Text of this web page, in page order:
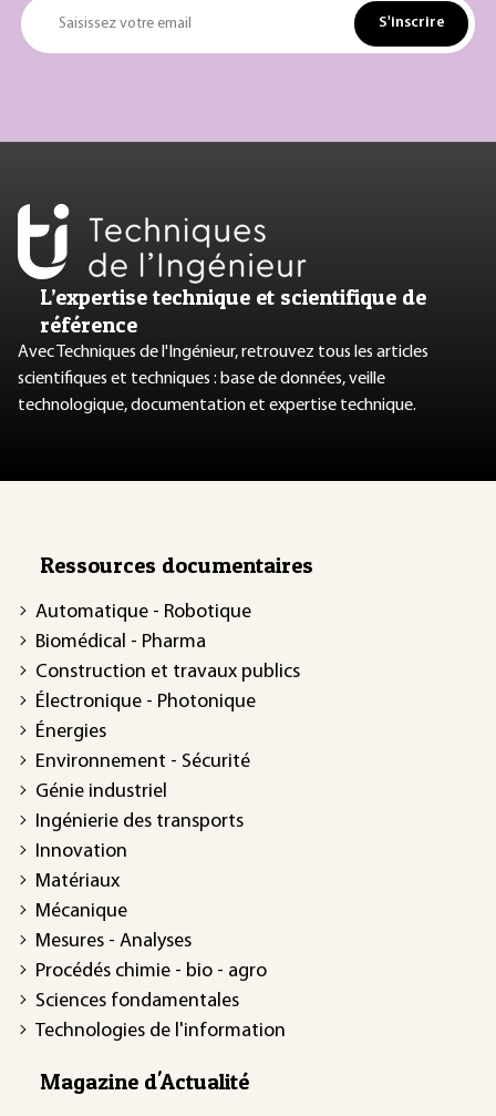
Saisissez votre email S'inscrire
L’expertise technique et scientifique de
référence
Avec Techniques de l'Ingénieur, retrouvez tous les articles
scientifiques et techniques : base de données, veille
technologique, documentation et expertise technique.
Ressources documentaires
Automatique - Robotique
Biomédical - Pharma
Construction et travaux publics
Électronique - Photonique
Énergies
Environnement - Sécurité
Génie industriel
Ingénierie des transports
Innovation
Matériaux
Mécanique
Mesures - Analyses
Procédés chimie - bio - agro
Sciences fondamentales
Technologies de l'information
Magazine d'Actualité